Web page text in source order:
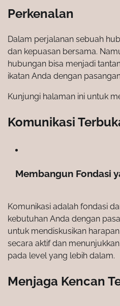
Perkenalan
Dalam perjalanan sebuah
dan kepuasan bersama.
hubungan bisa menjadi
ikatan Anda dengan
Kunjungi halaman ini untuk
Komunikasi
Membangun Fondasi
Komunikasi adalah fondasi
kebutuhan Anda dengan
untuk mendiskusikan
secara aktif dan
pada level yang lebih dalam.
Menjaga Kencan